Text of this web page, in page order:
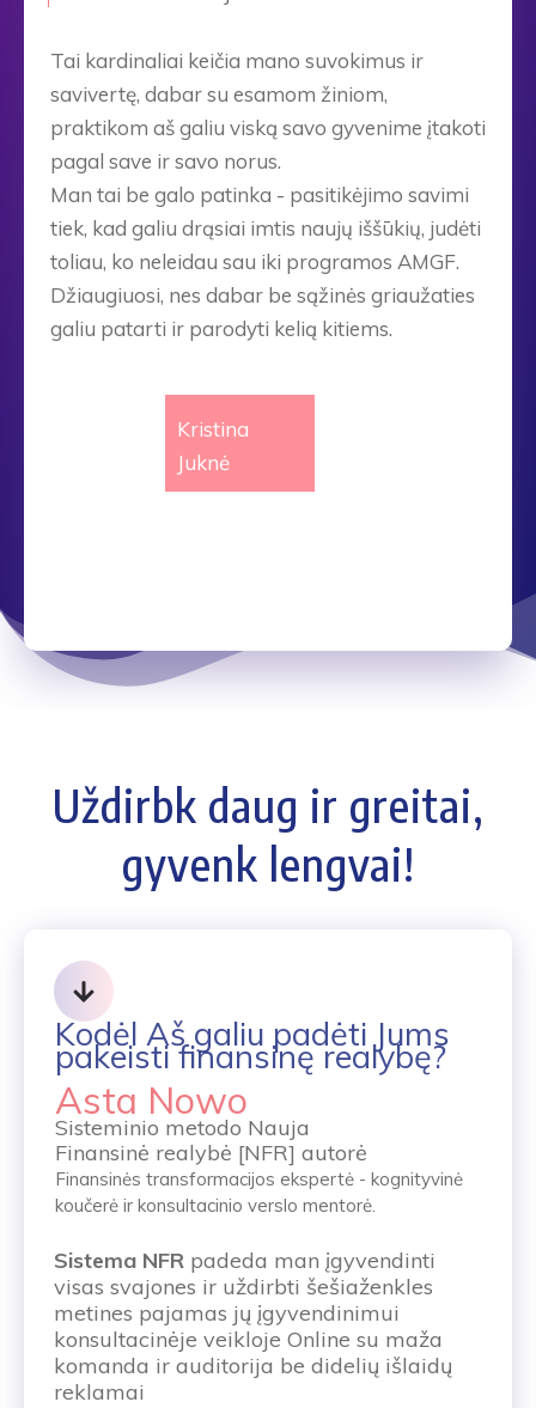
Tai kardinaliai keičia mano suvokimus ir
savivertę, dabar su esamom žiniom,
praktikom aš galiu viską savo gyvenime įtakoti
pagal save ir savo norus.
Man tai be galo patinka - pasitikėjimo savimi
tiek, kad galiu drąsiai imtis naujų iššūkių, judėti
toliau, ko neleidau sau iki programos AMGF.
Džiaugiuosi, nes dabar be sąžinės griaužaties
galiu patarti ir parodyti kelią kitiems.
Kristina
Juknė
Uždirbk daug ir greitai,
gyvenk lengvai!
Kodėl Aš galiu padėti Jums
pakeisti finansinę realybę?
Asta Nowo
Sisteminio metodo Nauja
Finansinė realybė [NFR] autorė
Finansinės transformacijos ekspertė - kognityvinė
koučerė ir konsultacinio verslo mentorė.
Sistema NFR padeda man įgyvendinti
visas svajones ir uždirbti šešiaženkles
metines pajamas jų įgyvendinimui
konsultacinėje veikloje Online su maža
komanda ir auditorija be didelių išlaidų
reklamai